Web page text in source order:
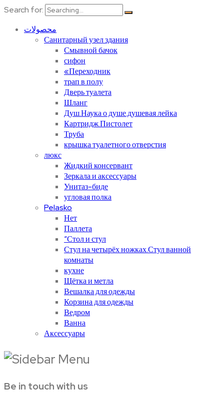
Search for:
محصولات
Санитарный узел здания
Смывной бачок
сифон
«Переходник
трап в полу
Дверь туалета
Шланг
Душ.Наука о душе.душевая лейка
Картридж.Пистолет
Труба
крышка туалетного отверстия
люкс
Жидкий консервант
Зеркала и аксессуары
Унитаз-биде
угловая полка
Pelasko
Нет
Паллета
“Стол и стул
Стул на четырёх ножках.Стул ванной
комнаты
кухне
Щётка и метла
Вешалка для одежды
Корзина для одежды
Ведром
Ванна
Аксессуары
Be in touch with us